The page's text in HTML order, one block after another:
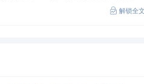
盖，其中乔锋智能获新财富分析师深
，华峰化学首次上榜，前五名依次
解锁全文